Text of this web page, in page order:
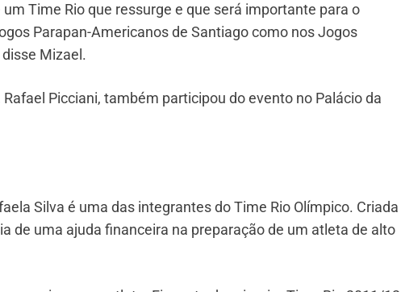
Time Rio que ressurge e que será importante para o
Parapan-Americanos de Santiago como nos Jogos
Mizael.
Picciani, também participou do evento no Palácio da
Silva é uma das integrantes do Time Rio Olímpico. Criada
de uma ajuda financeira na preparação de um atleta de alto